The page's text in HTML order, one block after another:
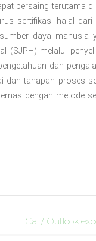
bersaing terutama
sertifikasi halal dari
daya manusia
melalui
dan
dan tahapan proses
dengan metode
+ iCal / Outlook